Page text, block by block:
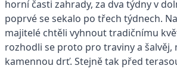
horní časti zahrady, za dva týdny v
poprvé se sekalo po třech týdnech.
majitelé chtěli vyhnout tradičnímu
rozhodli se proto pro traviny a
kamennou drť. Stejně tak před